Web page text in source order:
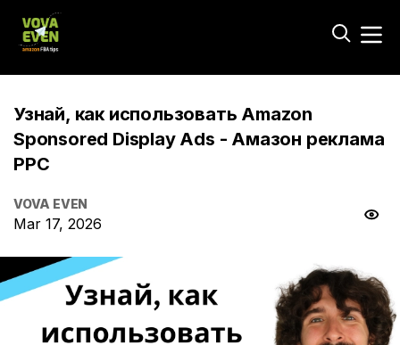
Узнай, как использовать Amazon
Sponsored Display Ads - Амазон реклама
PPC
VOVA EVEN
Mar 17, 2026